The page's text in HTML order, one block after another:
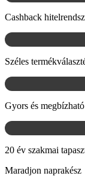
Cashback
Széles
Gyors és
20 év szakmai
Maradjon naprakész